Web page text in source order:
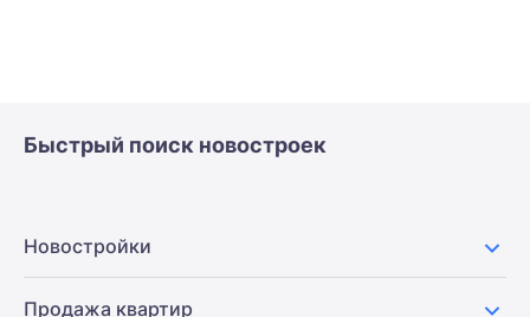
Быстрый поиск новостроек
Новостройки
Продажа квартир